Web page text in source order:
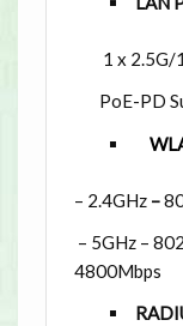
1 x
PoE-PD
– 2.4GHz –
– 5GHz –
4800Mbps